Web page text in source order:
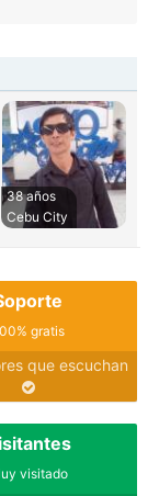
38 años
Cebu City
gratis
que escuchan
visitado